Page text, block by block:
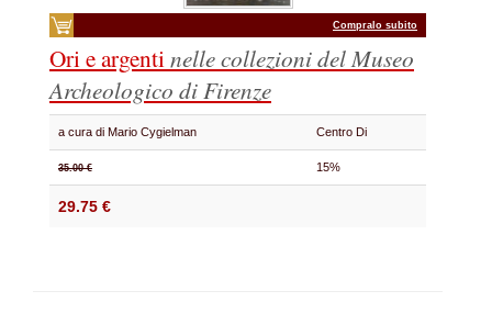
Compralo subito
Ori e argentinelle collezioni del Museo
Archeologico di Firenze
a cura di Mario Cygielman Centro Di
35.00 € 15%
29.75 €